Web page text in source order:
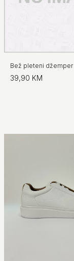
Bež pleteni džemper
39,90 KM